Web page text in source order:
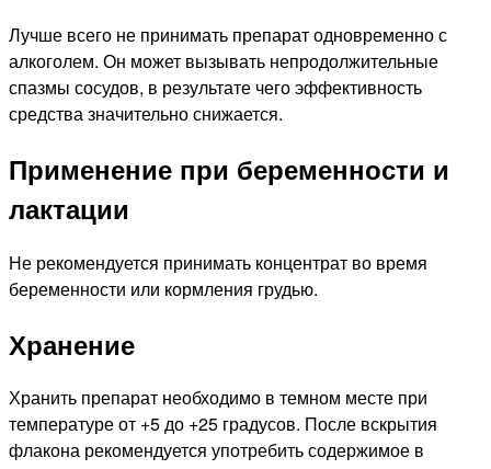
Лучше всего не принимать препарат одновременно с
алкоголем. Он может вызывать непродолжительные
спазмы сосудов, в результате чего эффективность
средства значительно снижается.
Применение при беременности и
лактации
Не рекомендуется принимать концентрат во время
беременности или кормления грудью.
Хранение
Хранить препарат необходимо в темном месте при
температуре от +5 до +25 градусов. После вскрытия
флакона рекомендуется употребить содержимое в